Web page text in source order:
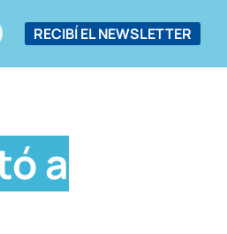
RECIBÍ EL NEWSLETTER
a